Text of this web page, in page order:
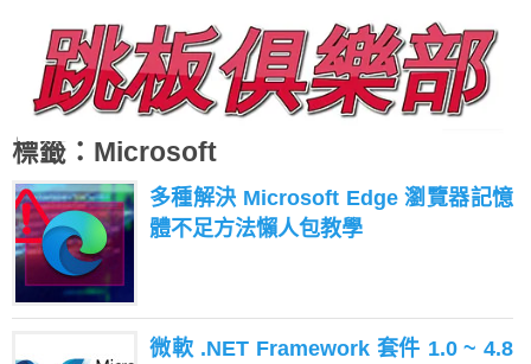
標籤：Microsoft
多種解決 Microsoft Edge 瀏覽器記憶
體不足方法懶人包教學
微軟 .NET Framework 套件 1.0 ~ 4.8